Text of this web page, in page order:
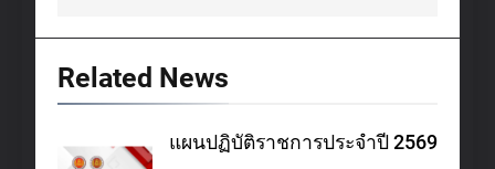
Related News
แผนปฏิบัติราชการประจำปี 2569